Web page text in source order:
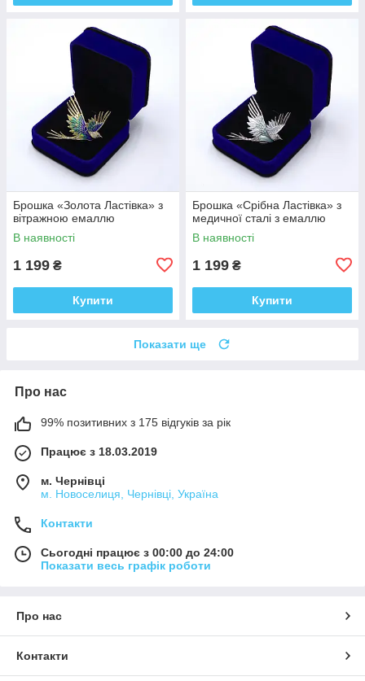
Брошка «Золота Ластівка» з
вітражною емаллю
В наявності
1 199 ₴
Купити
Брошка «Срібна Ластівка» з
медичної сталі з емаллю
В наявності
1 199 ₴
Купити
Показати ще
Про нас
99% позитивних з 175 відгуків за рік
Працює з 18.03.2019
м. Чернівці
м. Новоселиця, Чернівці, Україна
Контакти
Сьогодні працює з 00:00 до 24:00
Показати весь графік роботи
Про нас
Контакти